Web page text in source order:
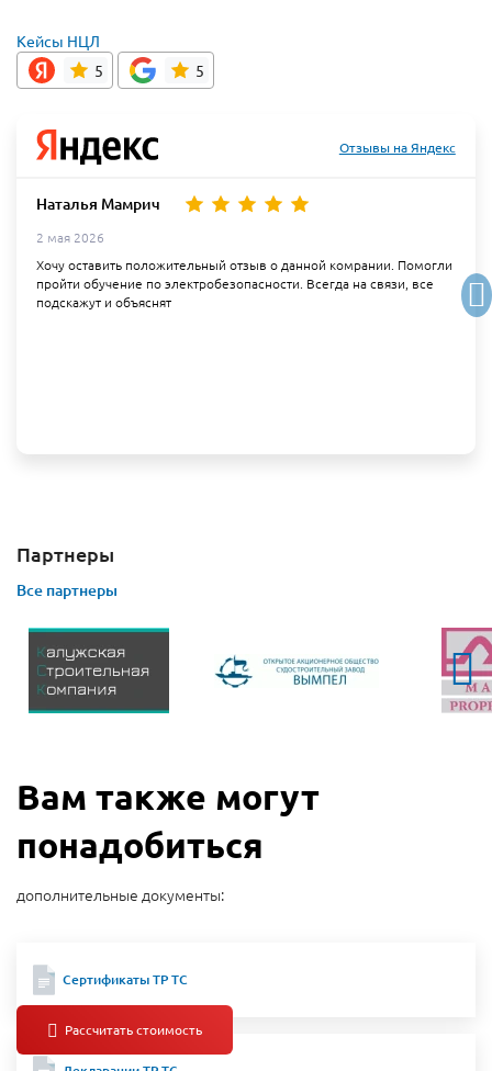
Кейсы НЦЛ
5
5
Отзывы на Яндекс
Наталья Мамрич
2 мая 2026
Хочу оставить положительный отзыв о данной комрании. Помогли
пройти обучение по электробезопасности. Всегда на связи, все
подскажут и объяснят
Партнеры
Все партнеры
Вам также могут
понадобиться
дополнительные документы:
Сертификаты ТР ТС